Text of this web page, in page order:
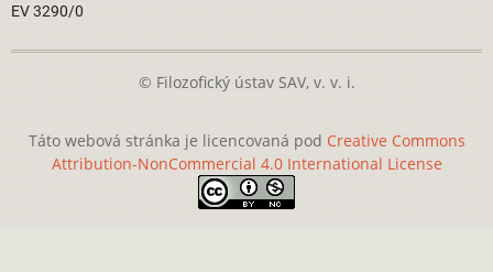
EV 3290/0
© Filozofický ústav SAV, v. v. i.
Táto webová stránka je licencovaná pod Creative Commons
Attribution-NonCommercial 4.0 International License